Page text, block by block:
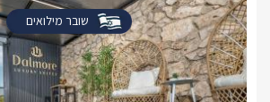
שובר מילואים